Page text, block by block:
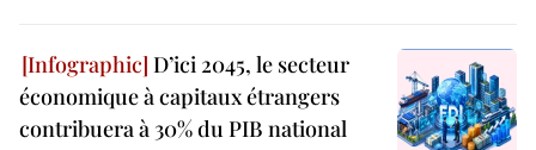
D’ici 2045, le secteur
économique à capitaux étrangers
contribuera à 30% du PIB national